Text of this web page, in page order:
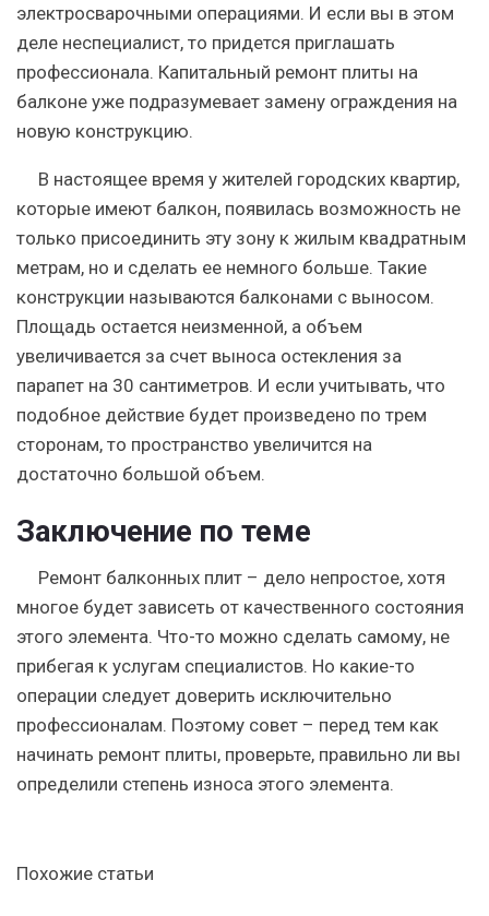
электросварочными операциями. И если вы в этом
деле неспециалист, то придется приглашать
профессионала. Капитальный ремонт плиты на
балконе уже подразумевает замену ограждения на
новую конструкцию.
В настоящее время у жителей городских квартир,
которые имеют балкон, появилась возможность не
только присоединить эту зону к жилым квадратным
метрам, но и сделать ее немного больше. Такие
конструкции называются балконами с выносом.
Площадь остается неизменной, а объем
увеличивается за счет выноса остекления за
парапет на 30 сантиметров. И если учитывать, что
подобное действие будет произведено по трем
сторонам, то пространство увеличится на
достаточно большой объем.
Заключение по теме
Ремонт балконных плит – дело непростое, хотя
многое будет зависеть от качественного состояния
этого элемента. Что-то можно сделать самому, не
прибегая к услугам специалистов. Но какие-то
операции следует доверить исключительно
профессионалам. Поэтому совет – перед тем как
начинать ремонт плиты, проверьте, правильно ли вы
определили степень износа этого элемента.
Похожие статьи